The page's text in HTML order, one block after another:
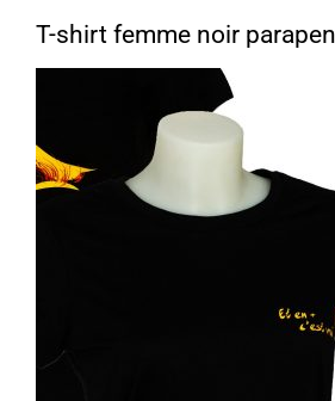
Vêtements
T-shirt femme noir